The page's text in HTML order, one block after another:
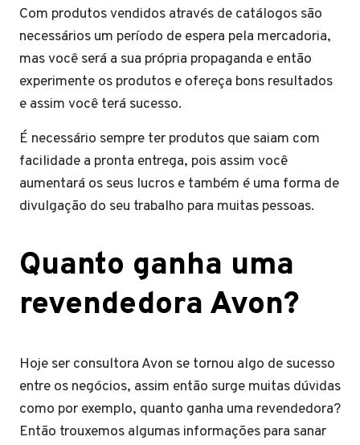
Com produtos vendidos através de catálogos são
necessários um período de espera pela mercadoria,
mas você será a sua própria propaganda e então
experimente os produtos e ofereça bons resultados
e assim você terá sucesso.
É necessário sempre ter produtos que saiam com
facilidade a pronta entrega, pois assim você
aumentará os seus lucros e também é uma forma de
divulgação do seu trabalho para muitas pessoas.
Quanto ganha uma
revendedora Avon?
Hoje ser consultora Avon se tornou algo de sucesso
entre os negócios, assim então surge muitas dúvidas
como por exemplo, quanto ganha uma revendedora?
Então trouxemos algumas informações para sanar